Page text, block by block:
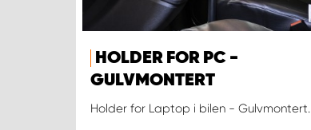
HOLDER FOR PC -
GULVMONTERT
Holder for Laptop i bilen - Gulvmontert.